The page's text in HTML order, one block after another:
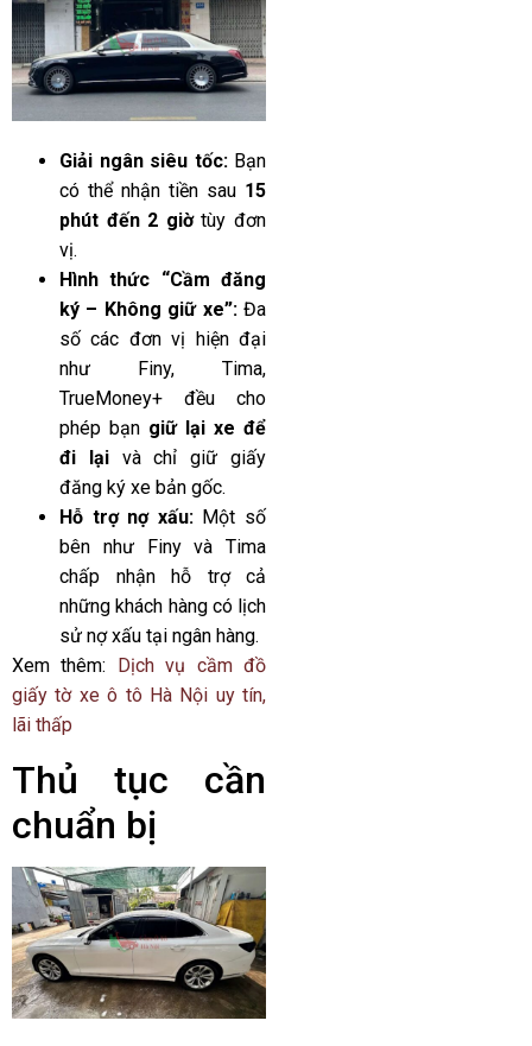
Giải ngân siêu tốc:Bạn
có thể nhận tiền sau 15
phút đến 2 giờtùy đơn
vị.
Hình thức “Cầm đăng
ký – Không giữ xe”:Đa
số các đơn vị hiện đại
như Finy, Tima,
TrueMoney+ đều cho
phép bạn giữ lại xe để
đi lạivà chỉ giữ giấy
đăng ký xe bản gốc.
Hỗ trợ nợ xấu:Một số
bên như Finy và Tima
chấp nhận hỗ trợ cả
những khách hàng có lịch
sử nợ xấu tại ngân hàng.
Xem thêm:
Dịch vụ cầm đồ
giấy tờ xe ô tô Hà Nội uy tín,
lãi thấp
Thủ tục cần
chuẩn bị